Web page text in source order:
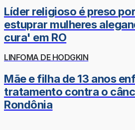
Líder religioso é preso
estuprar mulheres
cura' em RO
LINFOMA DE HODGKIN
Mãe e filha de 13 anos
tratamento contra o
Rondônia